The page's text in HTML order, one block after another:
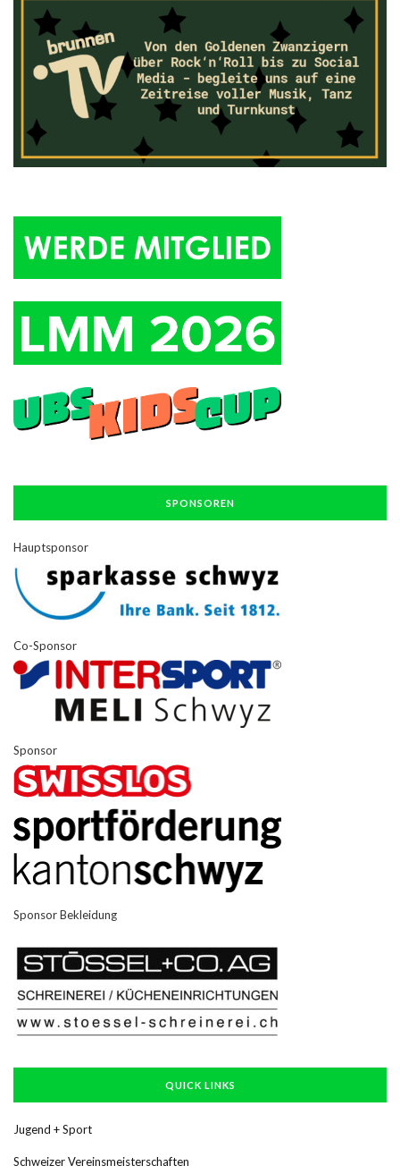
SPONSOREN
Hauptsponsor
Co-Sponsor
Sponsor
Sponsor Bekleidung
QUICK LINKS
Jugend + Sport
Schweizer Vereinsmeisterschaften